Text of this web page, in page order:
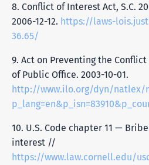
8. Conflict of Interest Act, S.C.
2006-12-12. https://laws-
36.65/
9. Act on Preventing the
of Public Office. 2003-10-01.
http://www.ilo.org/dyn/natlex/
10. U.S. Code chapter 11 —
interest //
https://www.law.cornell.edu/